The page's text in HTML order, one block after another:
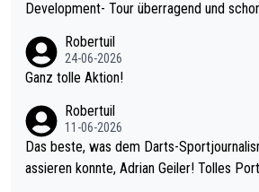
Development- Tour überragend und
mal 40+ erst recht. Da gewinnst keinen Blumentopf - ist ja noc
h krasser wie ein Pokalspiel eines Kreisligisten vs einem Bund
Robertuil
24-06-2026
Ganz tolle Aktion!
Robertuil
11-06-2026
Das beste, was dem Darts-
assieren konnte, Adrian Geiler! Tolles